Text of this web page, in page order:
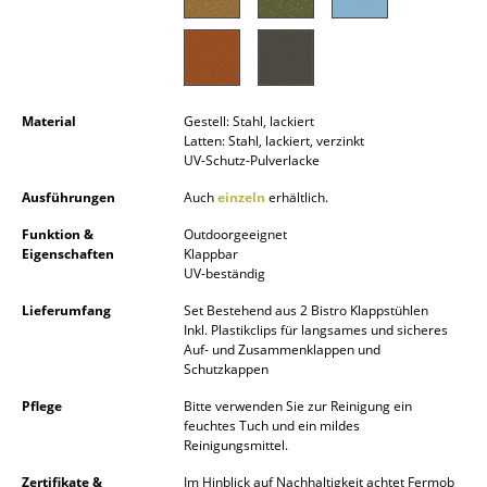
Betten
Einzelbetten
Stapelbetten
Nachttische & Bettzubehör
Uhren
Material
Gestell: Stahl, lackiert
Latten: Stahl, lackiert, verzinkt
UV-Schutz-Pulverlacke
Ausführungen
Aucheinzeln erhältlich.
Funktion &
Eigenschaften
Outdoorgeeignet
Klappbar
UV-beständig
Lieferumfang
Set Bestehend aus 2 Bistro Klappstühlen
Inkl. Plastikclips für langsames und sicheres
Auf- und Zusammenklappen und
Schutzkappen
Pflege
Bitte verwenden Sie zur Reinigung ein
feuchtes Tuch und ein mildes
Reinigungsmittel.
Zertifikate &
Im Hinblick auf Nachhaltigkeit achtet Fermob